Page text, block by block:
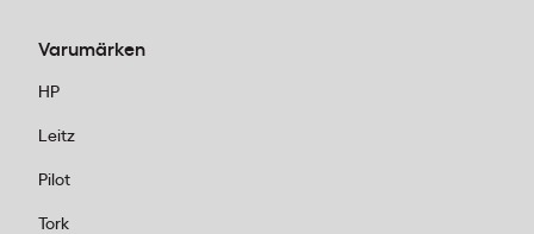
Varumärken
HP
Leitz
Pilot
Tork